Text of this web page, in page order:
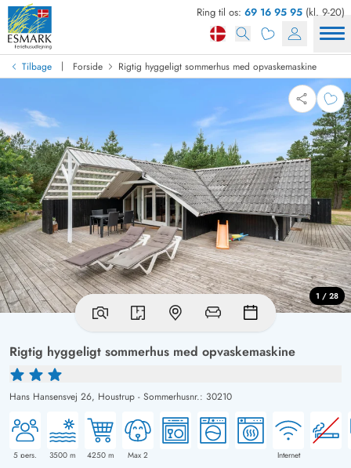
Ring til os: 69 16 95 95 (kl. 9-20)
Tilbage | Forside Rigtig hyggeligt sommerhus med opvaskemaskine
Rigtig hyggeligt sommerhus med opvaskemaskine
Hans Hansensvej 26, Houstrup - Sommerhusnr.: 30210
5 pers. 3500 m 4250m Max 2 Internet
1 / 28